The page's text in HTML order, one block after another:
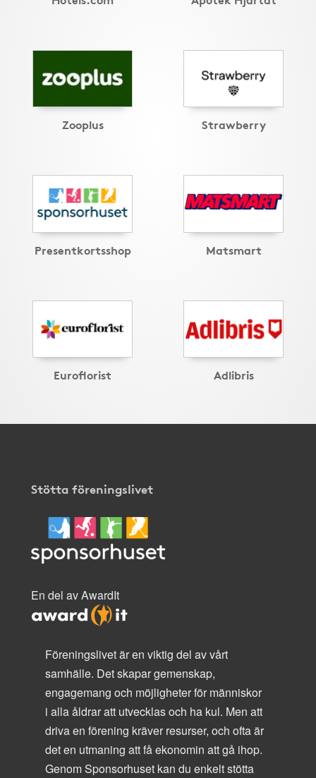
Zooplus Strawberry
Presentkortsshop Matsmart
Euroflorist Adlibris
Stötta föreningslivet
En del av AwardIt
Föreningslivet är en viktig del av vårt
samhälle. Det skapar gemenskap,
engagemang och möjligheter för människor
i alla åldrar att utvecklas och ha kul. Men att
driva en förening kräver resurser, och ofta är
det en utmaning att få ekonomin att gå ihop.
Genom Sponsorhuset kan du enkelt stötta